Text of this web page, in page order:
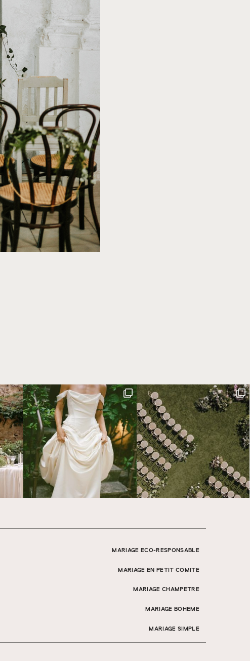
MARIAGE ECO-RESPONSABLE
MARIAGE EN PETIT COMITE
MARIAGE CHAMPETRE
MARIAGE BOHEME
MARIAGE SIMPLE